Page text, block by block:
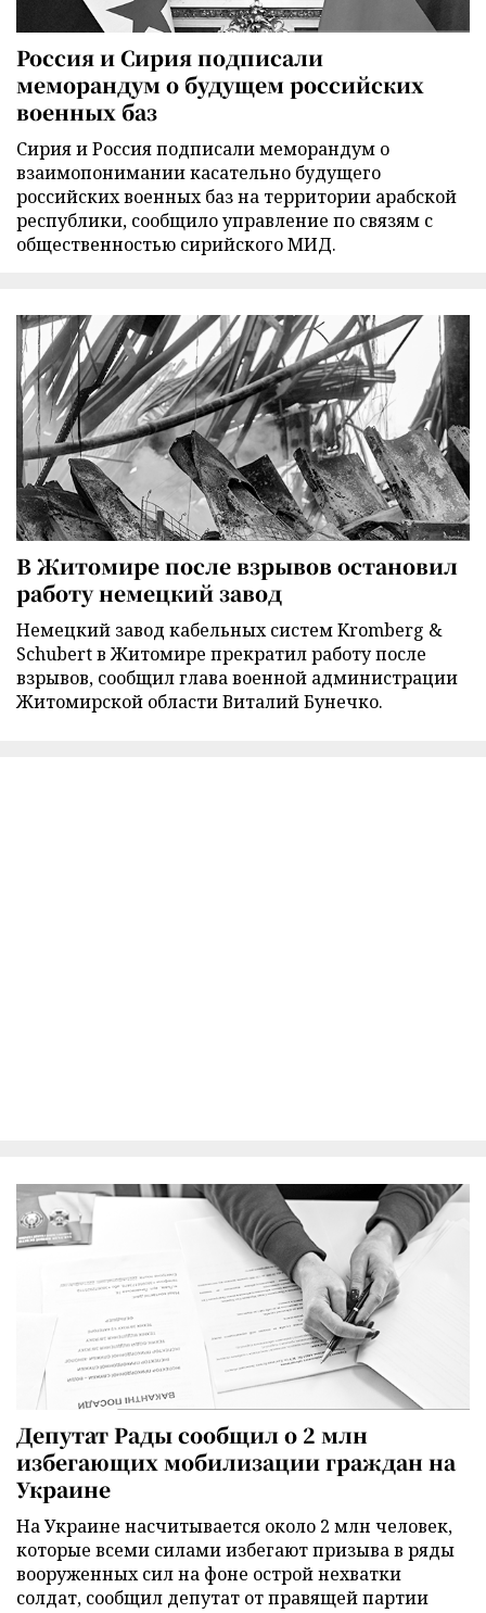
Россия и Сирия подписали
меморандум о будущем российских
военных баз
Сирия и Россия подписали меморандум о
взаимопонимании касательно будущего
российских военных баз на территории арабской
республики, сообщило управление по связям с
общественностью сирийского МИД.
В Житомире после взрывов остановил
работу немецкий завод
Немецкий завод кабельных систем Kromberg &
Schubert в Житомире прекратил работу после
взрывов, сообщил глава военной администрации
Житомирской области Виталий Бунечко.
Депутат Рады сообщил о 2 млн
избегающих мобилизации граждан на
Украине
На Украине насчитывается около 2 млн человек,
которые всеми силами избегают призыва в ряды
вооруженных сил на фоне острой нехватки
солдат, сообщил депутат от правящей партии